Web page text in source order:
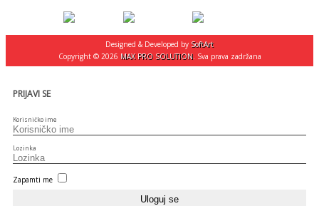
Designed & Developed by SoftArt
Copyright © 2026 MAX PRO SOLUTION. Sva prava zadržana
PRIJAVI SE
Korisničko ime
Lozinka
Zapamti me